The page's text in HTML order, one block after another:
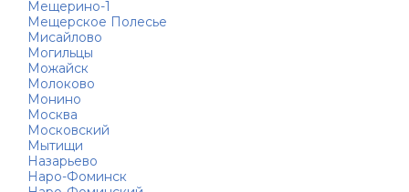
Мещерино-1
Мещерское Полесье
Мисайлово
Могильцы
Можайск
Молоково
Монино
Москва
Московский
Мытищи
Назарьево
Наро-Фоминск